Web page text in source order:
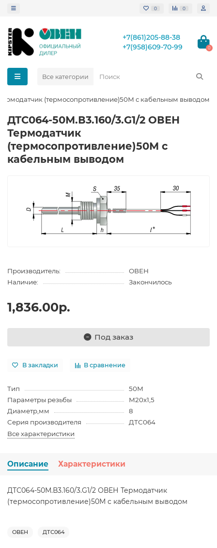
0 0
+7(861)205-88-38
+7(958)609-70-99
0
Все категории
(термосопротивление)50М с кабельным выводом
ДТС064-50М.В3.160/3.G1/2 ОВЕН
Термодатчик
(термосопротивление)50М с
кабельным выводом
Производитель:
ОВЕН
Наличие:
Закончилось
1,836.00р.
Под заказ
В закладки В сравнение
Тип
50М
Параметры резьбы
М20х1,5
Диаметр,мм
8
Серия производителя
ДТС064
Все характеристики
Описание Характеристики
ДТС064-50М.В3.160/3.G1/2 ОВЕН Термодатчик
(термосопротивление)50М с кабельным выводом
ОВЕН ДТС064